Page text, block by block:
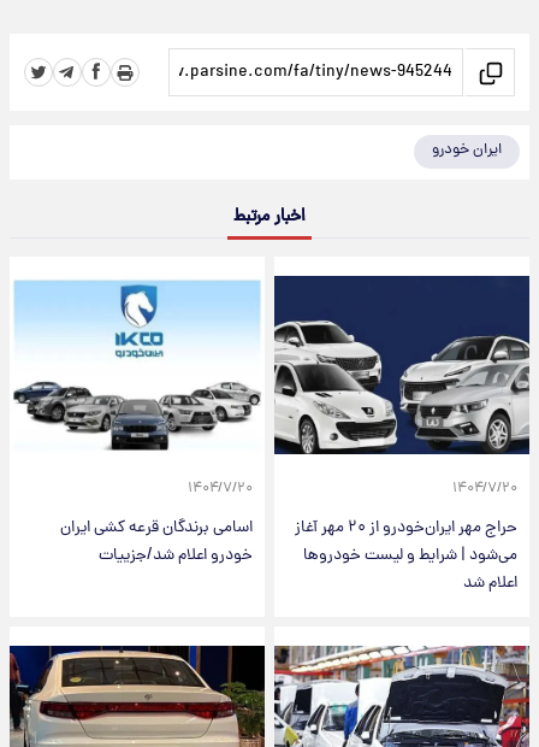
ایران خودرو
اخبار مرتبط
۱۴۰۴/۷/۲۰
حراج مهر ایران‌خودرو از ۲۰ مهر آغاز
می‌شود | شرایط و لیست خودروها
اعلام شد
۱۴۰۴/۷/۲۰
اسامی برندگان قرعه کشی ایران
خودرو اعلام شد/جزییات